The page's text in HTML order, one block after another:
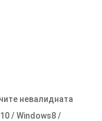
невалидната
/ Windows8 /